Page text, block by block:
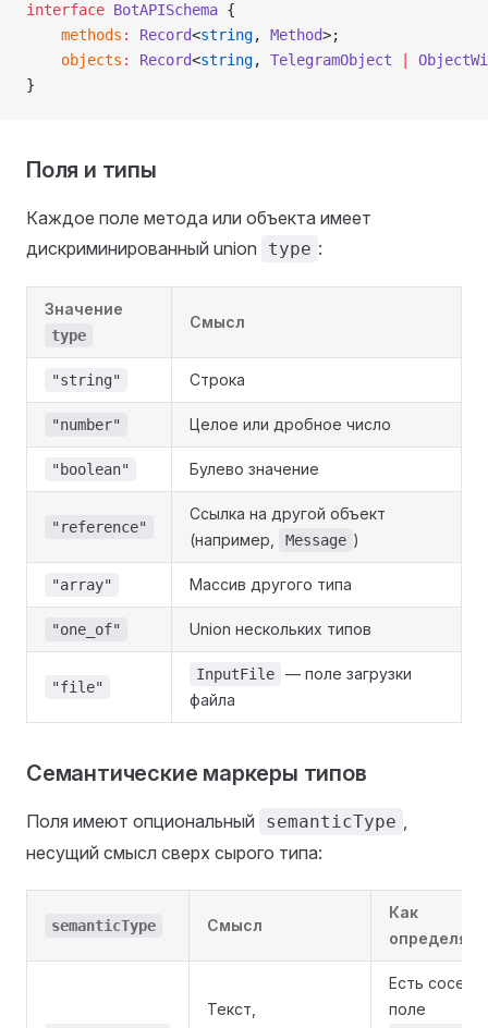
interface BotAPISchema {
    methods
: Record<string, Method>;
    objects
: Record<string, TelegramObject
}
Поля и типы
Каждое поле метода или объекта имеет
дискриминированный union
type :
Значение
type
Смысл
"string" Строка
"number" Целое или дробное число
"boolean" Булево значение
"reference"
Ссылка на другой объект
(например,
Message )
"array" Массив другого типа
"one_of" Union нескольких типов
"file"
InputFile
— поле загрузки
файла
Семантические маркеры типов
Поля имеют опциональный semanticType ,
несущий смысл сверх сырого типа:
semanticType Смысл
Как
Текст,
Есть
поле